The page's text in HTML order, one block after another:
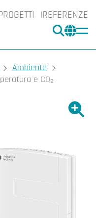
REFERENZE
CERCA
Ambiente
e CO₂